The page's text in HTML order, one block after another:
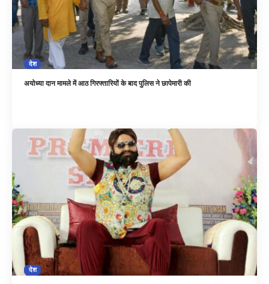
देश
अयोध्या दान मामले में आठ गिरफ्तारियों के बाद पुलिस ने छापेमारी की
देश